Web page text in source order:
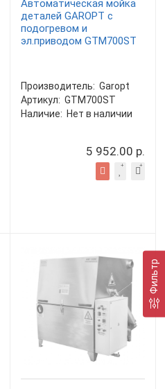
Фильтр
Автоматическая мойка
деталей GAROPT с
подогревом и
эл.приводом GTM700ST
Производитель: Garopt
Артикул: GTM700ST
Наличие: Нет в наличии
5 952.00 р.